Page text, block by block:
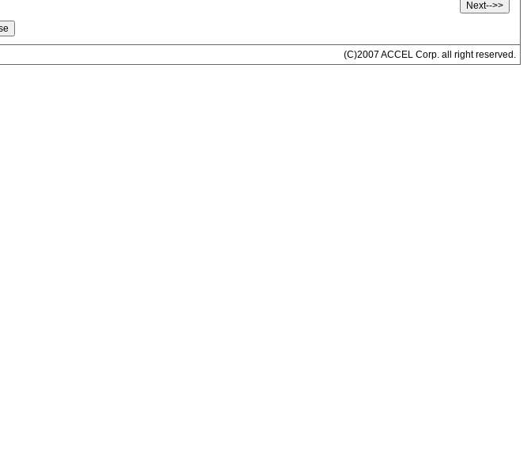
(C)2007 ACCEL Corp. all right reserved.